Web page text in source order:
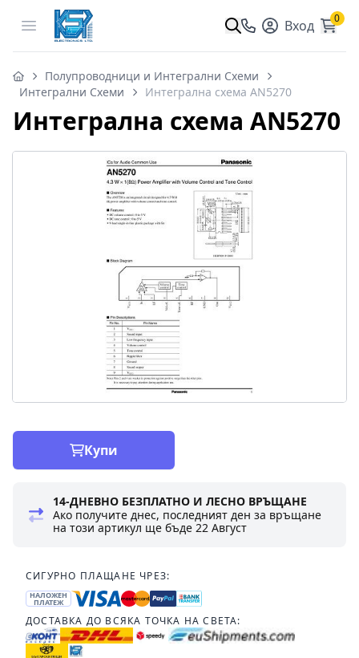
Open menu Вход 0
Полупроводници и Интегрални Схеми
Интегрални Схеми
Интегрална схема AN5270
Интегрална схема AN5270
Купи
14-ДНЕВНО БЕЗПЛАТНО И ЛЕСНО ВРЪЩАНЕ
Ако получите днес, последният ден за връщане
на този артикул ще бъде22 Август
СИГУРНО ПЛАЩАНЕ ЧРЕЗ:
НАЛОЖЕН
ПЛАТЕЖ
ДОСТАВКА ДО ВСЯКА ТОЧКА НА СВЕТА: